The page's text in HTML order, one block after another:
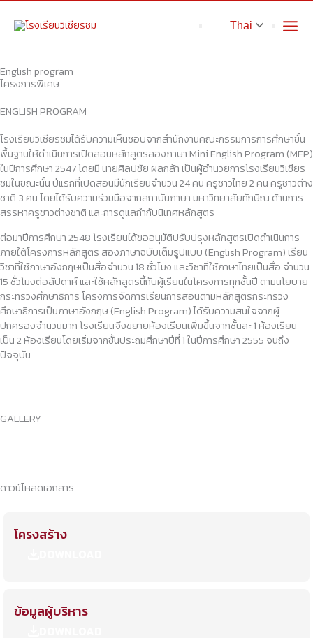
Skip
content
Thai
English program
โครงการพิเศษ
ENGLISH PROGRAM
โรงเรียนวิเชียรชมได้รับความเห็นชอบจากสำนักงานคณะกรรมการการศึกษาขั้น
พื้นฐานให้ดำเนินการเปิดสอนหลักสูตรสองภาษา Mini English Program (MEP)
ในปีการศึกษา 2547 โดยมี นายศิลปชัย ผลกล้า เป็นผู้อำนวยการโรงเรียนวิเชียร
ชมในขณะนั้น ปีแรกที่เปิดสอนมีนักเรียนจำนวน 24 คน ครูชาวไทย 2 คน ครูชาวต่าง
ชาติ 3 คน โดยได้รับความร่วมมือจากสถาบันภาษา มหาวิทยาลัยทักษิณ ด้านการ
สรรหาครูชาวต่างชาติ และการดูแลกำกับนิเทศหลักสูตร
ต่อมาปีการศึกษา 2548 โรงเรียนได้ขออนุมัติปรับปรุงหลักสูตรเปิดดำเนินการ
ภายใต้โครงการหลักสูตร สองภาษาฉบับเต็มรูปแบบ (English Program) เรียน
วิชาที่ใช้ภาษาอังกฤษเป็นสื่อจำนวน 18 ชั่วโมง และวิชาที่ใช้ภาษาไทยเป็นสื่อ จำนวน
15 ชั่วโมงต่อสัปดาห์ และใช้หลักสูตรนี้กับผู้เรียนในโครงการทุกชั้นปี ตามนโยบาย
กระทรวงศึกษาธิการ โครงการจัดการเรียนการสอนตามหลักสูตรกระทรวง
ศึกษาธิการเป็นภาษาอังกฤษ (English Program) ได้รับความสนใจจากผู้
ปกครองจำนวนมาก โรงเรียนจึงขยายห้องเรียนเพิ่มขึ้นจากชั้นละ 1 ห้องเรียน
เป็น 2 ห้องเรียนโดยเริ่มจากชั้นประถมศึกษาปีที่ 1 ในปีการศึกษา 2555 จนถึง
ปัจจุบัน
GALLERY
ดาวน์โหลดเอกสาร
โครงสร้าง
ข้อมูลผู้บริหาร